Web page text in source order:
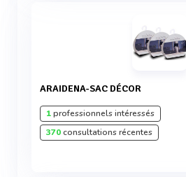
ARAIDENA-SAC DÉCOR
1professionnels intéressés
370consultations récentes